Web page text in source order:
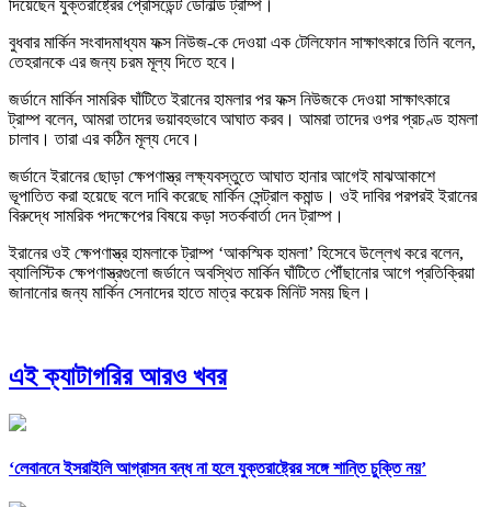
দিয়েছেন যুক্তরাষ্ট্রের প্রেসিডেন্ট ডোনাল্ড ট্রাম্প।
বুধবার মার্কিন সংবাদমাধ্যম ফক্স নিউজ-কে দেওয়া এক টেলিফোন সাক্ষাৎকারে তিনি বলেন,
তেহরানকে এর জন্য চরম মূল্য দিতে হবে।
জর্ডানে মার্কিন সামরিক ঘাঁটিতে ইরানের হামলার পর ফক্স নিউজকে দেওয়া সাক্ষাৎকারে
ট্রাম্প বলেন, আমরা তাদের ভয়াবহভাবে আঘাত করব। আমরা তাদের ওপর প্রচণ্ড হামলা
চালাব। তারা এর কঠিন মূল্য দেবে।
জর্ডানে ইরানের ছোড়া ক্ষেপণাস্ত্র লক্ষ্যবস্তুতে আঘাত হানার আগেই মাঝআকাশে
ভূপাতিত করা হয়েছে বলে দাবি করেছে মার্কিন সেন্ট্রাল কমান্ড। ওই দাবির পরপরই ইরানের
বিরুদ্ধে সামরিক পদক্ষেপের বিষয়ে কড়া সতর্কবার্তা দেন ট্রাম্প।
ইরানের ওই ক্ষেপণাস্ত্র হামলাকে ট্রাম্প ‘আকস্মিক হামলা’ হিসেবে উল্লেখ করে বলেন,
ব্যালিস্টিক ক্ষেপণাস্ত্রগুলো জর্ডানে অবস্থিত মার্কিন ঘাঁটিতে পৌঁছানোর আগে প্রতিক্রিয়া
জানানোর জন্য মার্কিন সেনাদের হাতে মাত্র কয়েক মিনিট সময় ছিল।
এই ক্যাটাগরির আরও খবর
‘লেবাননে ইসরাইলি আগ্রাসন বন্ধ না হলে যুক্তরাষ্ট্রের সঙ্গে শান্তি চুক্তি নয়’